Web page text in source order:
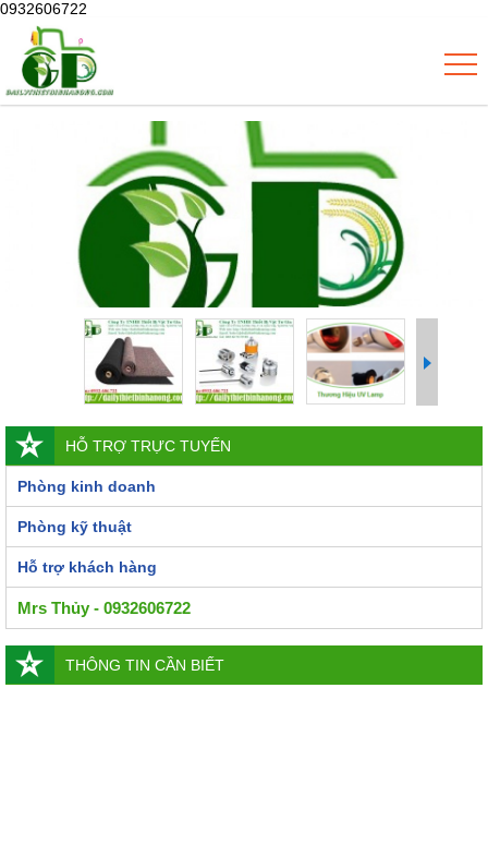
0932606722
HỖ TRỢ TRỰC TUYẾN
Phòng kinh doanh
Phòng kỹ thuật
Hỗ trợ khách hàng
Mrs Thủy - 0932606722
THÔNG TIN CẦN BIẾT